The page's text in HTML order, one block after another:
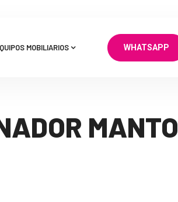
MOBILIARIOS WHATSAPP
MANTO